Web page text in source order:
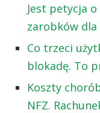
Jest petycja
zarobków dla
Co trzeci
blokadę. To
Koszty
NFZ.